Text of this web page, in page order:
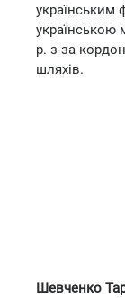
українським
українською
р. з-за
шляхів.
Шевченко